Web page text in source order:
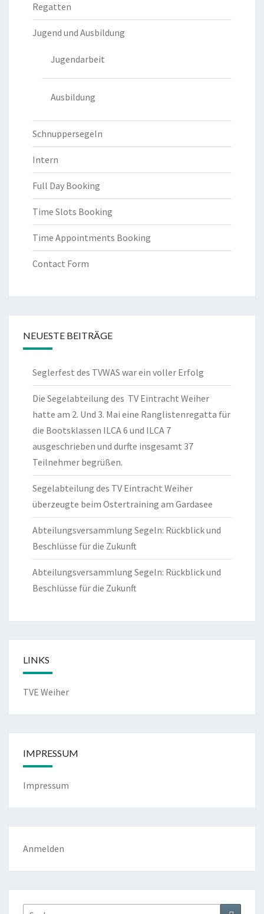
Regatten
Jugend und Ausbildung
Jugendarbeit
Ausbildung
Schnuppersegeln
Intern
Full Day Booking
Time Slots Booking
Time Appointments Booking
Contact Form
NEUESTE BEITRÄGE
Seglerfest des TVWAS war ein voller Erfolg
Die Segelabteilung des TV Eintracht Weiher
hatte am 2. Und 3. Mai eine Ranglistenregatta für
die Bootsklassen ILCA 6 und ILCA 7
ausgeschrieben und durfte insgesamt 37
Teilnehmer begrüßen.
Segelabteilung des TV Eintracht Weiher
überzeugte beim Ostertraining am Gardasee
Abteilungsversammlung Segeln: Rückblick und
Beschlüsse für die Zukunft
Abteilungsversammlung Segeln: Rückblick und
Beschlüsse für die Zukunft
LINKS
TVE Weiher
IMPRESSUM
Impressum
Anmelden
Suchen